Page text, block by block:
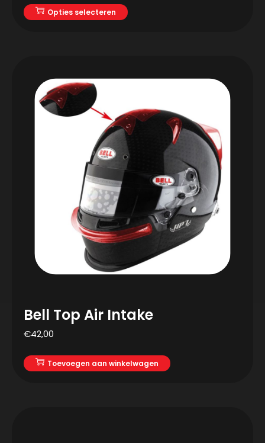
Opties selecteren
Bell Top Air Intake
€42,00
Toevoegen aan winkelwagen